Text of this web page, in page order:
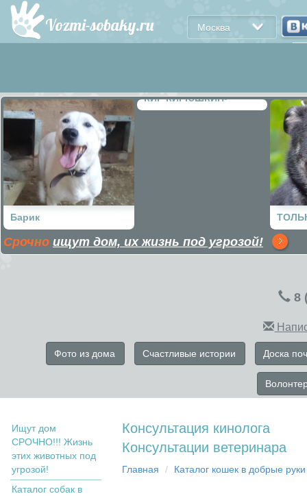
Москва
Барик
КИР КИРЮШКИН-
Срочно ищут дом, их жизнь под угрозой!
8
Фото из дома Счастливые истории Доска
Ищут дом
СРОЧНО!!! Жизнь
этих животных под
угрозой!
Каталог собак в
Консультация кинолога
Консультации ветеринара
Главная Кaтaлoг кoшек в дoбрыe рyки